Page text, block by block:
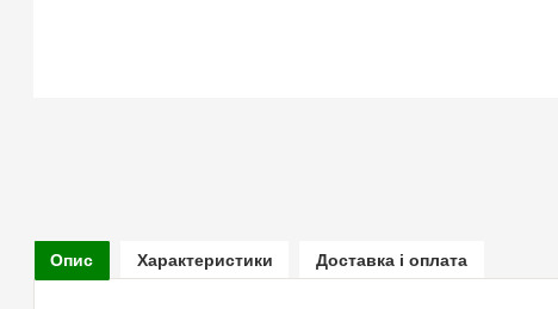
Опис Характеристики Доставка і оплата